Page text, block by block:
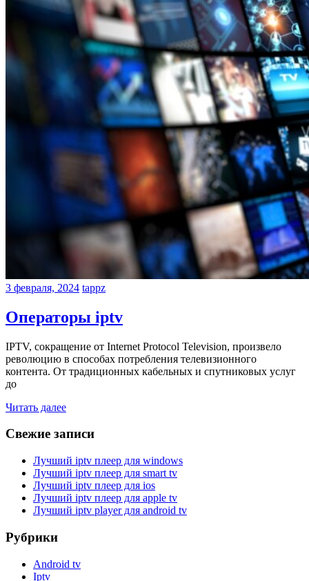
3 февраля, 2024 tappz
Операторы iptv
IPTV, сокращение от Internet Protocol Television, произвело
революцию в способах потребления телевизионного
контента. От традиционных кабельных и спутниковых услуг
до
Читать далее
Свежие записи
Лучший iptv плеер для windows
Лучший iptv плеер для smart tv
Лучший iptv плеер для ios
Лучший iptv плеер для apple tv
Лучший iptv player для android tv
Рубрики
Android tv
Iptv